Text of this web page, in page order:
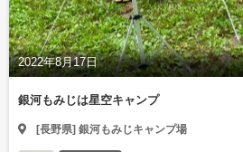
2022年8月17日
銀河もみじは星空キャンプ
[長野県] 銀河もみじキャンプ場